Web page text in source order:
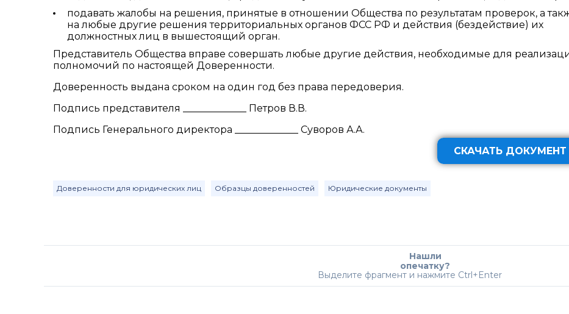
подавать жалобы на решения, принятые в отношении Общества по результатам проверок, а
на любые другие решения территориальных органов ФСС РФ и действия (бездействие) их
должностных лиц в вышестоящий орган.
Представитель Общества вправе совершать любые другие действия, необходимые для
полномочий по настоящей Доверенности.
Доверенность выдана сроком на один год без права передоверия.
Подпись представителя _____________ Петров В.В.
Подпись Генерального директора _____________ Суворов А.А.
СКАЧАТЬ ДОКУМЕНТ
Доверенности для юридических лиц Образцы доверенностей Юридические документы
Нашли
опечатку?
Выделите фрагмент и нажмите Ctrl+Enter